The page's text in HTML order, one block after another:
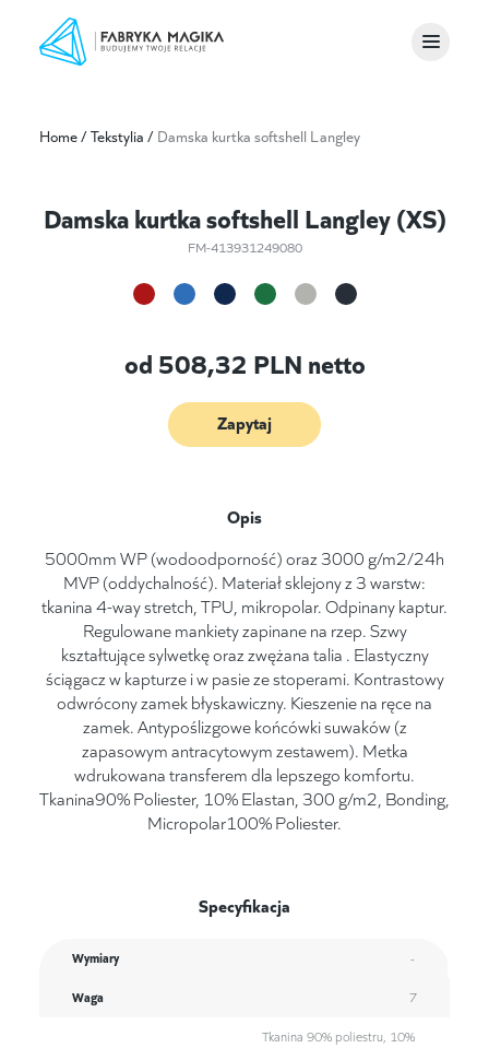
Home/Tekstylia / Damska kurtka softshell Langley
Damska kurtka softshell Langley (XS)
FM-413931249080
od 508,32 PLN netto
Zapytaj
Opis
5000mm WP (wodoodporność) oraz 3000 g/m2/24h
MVP (oddychalność). Materiał sklejony z 3 warstw:
tkanina 4-way stretch, TPU, mikropolar. Odpinany kaptur.
Regulowane mankiety zapinane na rzep. Szwy
kształtujące sylwetkę oraz zwężana talia . Elastyczny
ściągacz w kapturze i w pasie ze stoperami. Kontrastowy
odwrócony zamek błyskawiczny. Kieszenie na ręce na
zamek. Antypoślizgowe końcówki suwaków (z
zapasowym antracytowym zestawem). Metka
wdrukowana transferem dla lepszego komfortu.
Tkanina90% Poliester, 10% Elastan, 300 g/m2, Bonding,
Micropolar100% Poliester.
Specyfikacja
Wymiary -
Waga 7
Tkanina 90% poliestru, 10%